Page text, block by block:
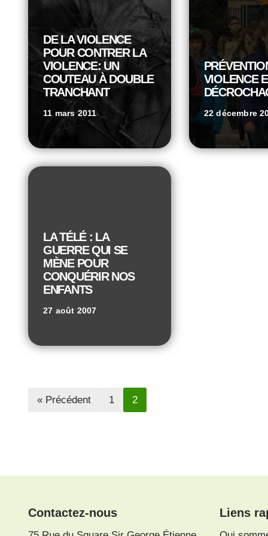
DE LA VIOLENCE
POUR CONTRER LA
VIOLENCE: UN
COUTEAU À DOUBLE
TRANCHANT
11 mars 2011
VIOLENCE
22 décembre
LA TÉLÉ : LA
GUERRE QUI SE
MÈNE POUR
CONQUÉRIR NOS
ENFANTS
27 août 2007
« Précédent 1 2
Contactez-nous Liens